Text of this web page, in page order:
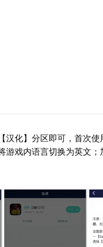
汉化】分区即可，首次使
游戏内语言切换为英文